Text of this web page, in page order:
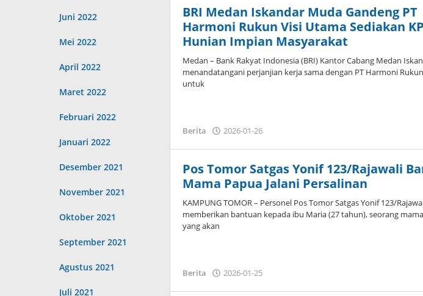
Juni 2022
Mei 2022
April 2022
Maret 2022
Februari 2022
Januari 2022
Desember 2021
November 2021
Oktober 2021
September 2021
Agustus 2021
Juli 2021
BRI Medan Iskandar Muda Gandeng PT
Harmoni Rukun Visi Utama Sediakan
Hunian Impian Masyarakat
Medan – Bank Rakyat Indonesia (BRI) Kantor Cabang Medan
menandatangani perjanjian kerja sama dengan PT Harmoni
untuk
Berita 2026-01-26
Pos Tomor Satgas Yonif 123/Rajawali
Mama Papua Jalani Persalinan
‎‎KAMPUNG TOMOR – Personel Pos Tomor Satgas Yonif 123/
memberikan bantuan kepada ibu Maria (27 tahun), seorang
yang akan
Berita 2026-01-25